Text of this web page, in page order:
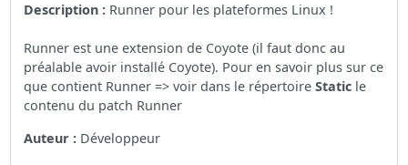
Description : Runner pour les plateformes Linux !
Runner est une extension de Coyote (il faut donc au
préalable avoir installé Coyote). Pour en savoir plus sur ce
que contient Runner => voir dans le répertoireStatic le
contenu du patch Runner
Auteur : Développeur